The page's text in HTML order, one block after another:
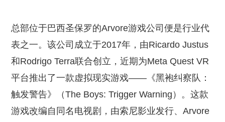
总部位于巴西圣保罗的Arvore游戏公司便是行业代
表之一。该公司成立于2017年，由Ricardo Justus
和Rodrigo Terra联合创立，近期为Meta Quest VR
平台推出了一款虚拟现实游戏——《黑袍纠察队：
触发警告》（The Boys: Trigger Warning）。这款
游戏改编自同名电视剧，由索尼影业发行、Arvore